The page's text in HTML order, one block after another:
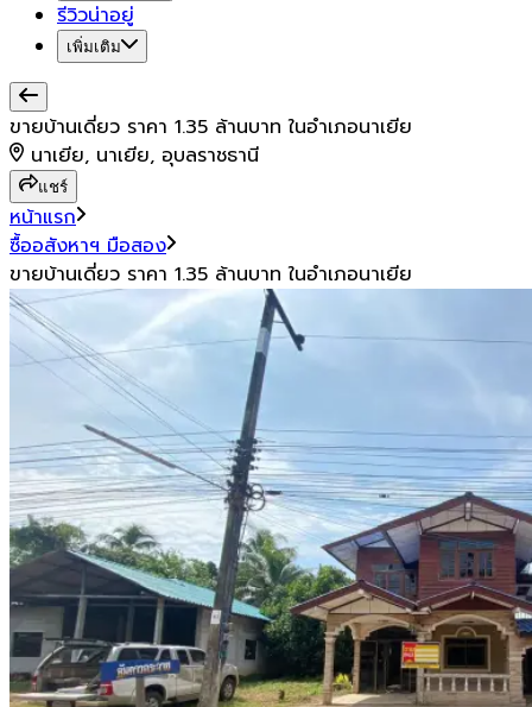
รีวิวน่าอยู่
เพิ่มเติม
ขายบ้านเดี่ยว ราคา 1.35 ล้านบาท ในอำเภอนาเยีย
นาเยีย, นาเยีย, อุบลราชธานี
แชร์
หน้าแรก
ซื้ออสังหาฯ มือสอง
ขายบ้านเดี่ยว ราคา 1.35 ล้านบาท ในอำเภอนาเยีย